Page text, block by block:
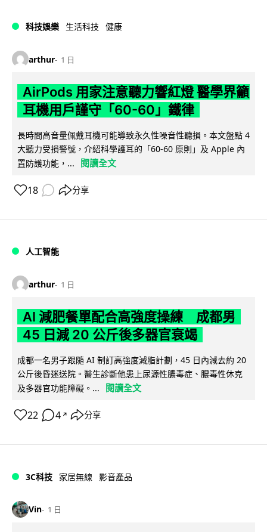
科技娛樂 生活科技 健康
arthur 1 日
AirPods 用家注意聽力響紅燈 醫學界籲
耳機用戶謹守「60-60」鐵律
長時間高音量佩戴耳機可能導致永久性噪音性聽損。本文盤點 4
大聽力受損警號，介紹科學護耳的「60-60 原則」及 Apple 內
置防護功能，...
閱讀全文
18 分享
人工智能
arthur 1 日
AI 減肥餐單配合高強度操練 成都男
45 日減 20 公斤後多器官衰竭
成都一名男子跟隨 AI 制訂高強度減脂計劃，45 日內減去約 20
公斤後昏迷送院。醫生診斷他患上尿源性膿毒症、膿毒性休克
及多器官功能障礙。...
閱讀全文
22 4 ↗ 分享
3C科技 家居無線 影音產品
Vin 1 日